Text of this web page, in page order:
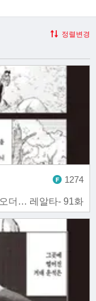
정렬변경
더… 레알타- 91화
1274